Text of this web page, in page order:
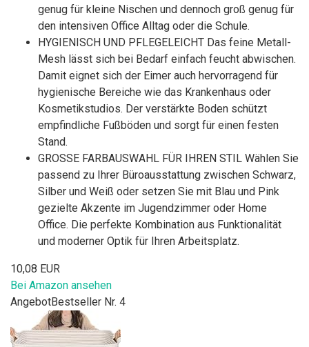
genug für kleine Nischen und dennoch groß genug für
den intensiven Office Alltag oder die Schule.
HYGIENISCH UND PFLEGELEICHT Das feine Metall-
Mesh lässt sich bei Bedarf einfach feucht abwischen.
Damit eignet sich der Eimer auch hervorragend für
hygienische Bereiche wie das Krankenhaus oder
Kosmetikstudios. Der verstärkte Boden schützt
empfindliche Fußböden und sorgt für einen festen
Stand.
GROSSE FARBAUSWAHL FÜR IHREN STIL Wählen Sie
passend zu Ihrer Büroausstattung zwischen Schwarz,
Silber und Weiß oder setzen Sie mit Blau und Pink
gezielte Akzente im Jugendzimmer oder Home
Office. Die perfekte Kombination aus Funktionalität
und moderner Optik für Ihren Arbeitsplatz.
10,08 EUR
Bei Amazon ansehen
AngebotBestseller Nr. 4